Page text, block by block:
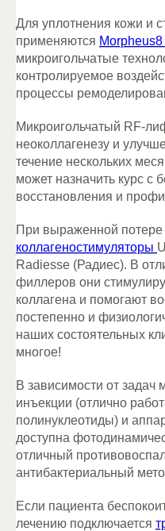
Для уплотнения кожи и
применяются Morpheus8
микроигольчатые
контролируемое
процессы
Микроигольчатый RF-
неоколлагенезу и
течение нескольких
может назначить курс с
восстановления и
При выраженной потере
коллагеностимуляторы
Radiesse (Радиес). В
филлеров они
коллагена и помогают
постепенно и
наших состоятельных
многое!
В зависимости от
инъекции (отлично
полинуклеотиды) и
доступна
отличный
антибактериальный
Если пациента
лечению подключается